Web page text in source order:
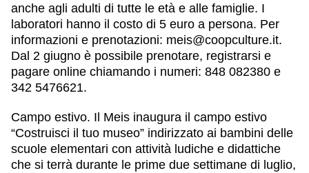
anche agli adulti di tutte le età e alle famiglie. I
laboratori hanno il costo di 5 euro a persona. Per
informazioni e prenotazioni: meis@coopculture.it.
Dal 2 giugno è possibile prenotare, registrarsi e
pagare online chiamando i numeri: 848 082380 e
342 5476621.
Campo estivo. Il Meis inaugura il campo estivo
“Costruisci il tuo museo” indirizzato ai bambini delle
scuole elementari con attività ludiche e didattiche
che si terrà durante le prime due settimane di luglio,